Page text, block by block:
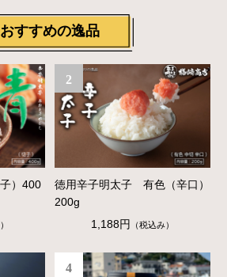
おすすめの逸品
）400
2
徳用辛子明太子 有色（辛口）
200g
1,188円
（税込み）
4